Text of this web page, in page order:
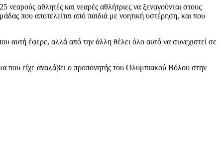
αθλητές και νεαρές αθλήτριες να ξεναγούνται στους
που αποτελείται από παιδιά με νοητική υστέρηση, και που
αυτή έφερε, αλλά από την άλλη θέλει όλο αυτό να συνεχιστεί σε
που είχε αναλάβει ο προπονητής του Ολυμπιακού Βόλου στην